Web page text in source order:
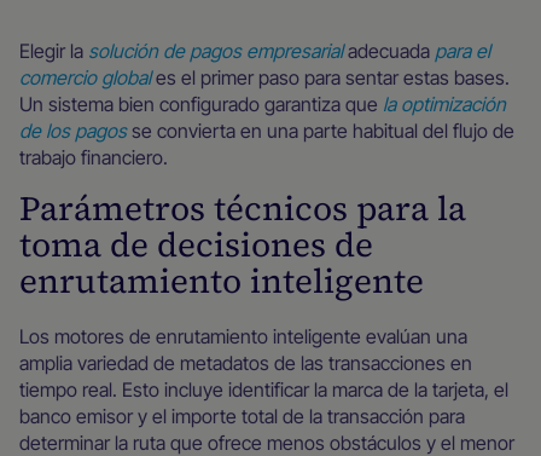
Elegir la solución de pagos empresarialadecuada para el
comercio globales el primer paso para sentar estas bases.
Un sistema bien configurado garantiza que la optimización
de los pagosse convierta en una parte habitual del flujo de
trabajo financiero.
Parámetros técnicos para la
toma de decisiones de
enrutamiento inteligente
Los motores de enrutamiento inteligente evalúan una
amplia variedad de metadatos de las transacciones en
tiempo real. Esto incluye identificar la marca de la tarjeta, el
banco emisor y el importe total de la transacción para
determinar la ruta que ofrece menos obstáculos y el menor